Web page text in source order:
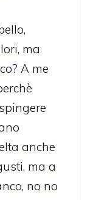
ma
A me
anche
ma a
no no